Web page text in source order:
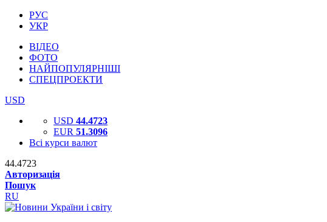
РУС
УКР
ВІДЕО
ФОТО
НАЙПОПУЛЯРНІШІ
СПЕЦПРОЕКТИ
USD
USD 44.4723
EUR 51.3096
Всі курси валют
44.4723
Авторизація
Пошук
RU